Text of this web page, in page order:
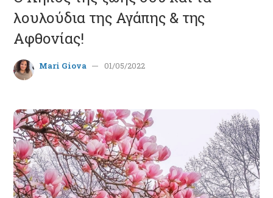
λουλούδια της Αγάπης & της
Αφθονίας!
Mari Giova 01/05/2022